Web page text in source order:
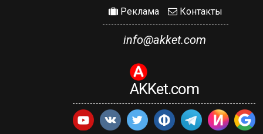
Реклама Контакты
info@akket.com
AKKet.com